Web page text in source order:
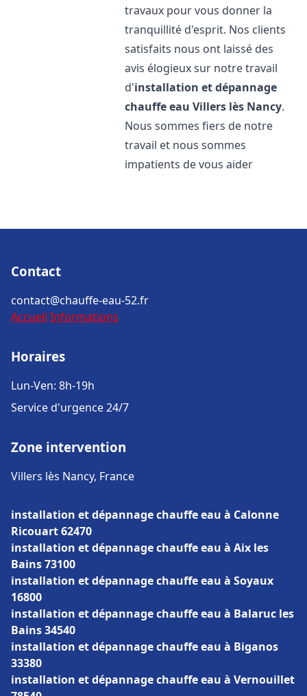
travaux pour vous donner la
tranquillité d'esprit. Nos clients
satisfaits nous ont laissé des
avis élogieux sur notre travail
d'installation et dépannage
chauffe eau Villers lès Nancy.
Nous sommes fiers de notre
travail et nous sommes
impatients de vous aider
Contact
contact@chauffe-eau-52.fr
Accueil Informations
Horaires
Lun-Ven: 8h-19h
Service d'urgence 24/7
Zone intervention
Villers lès Nancy, France
installation et dépannage chauffe eau à Calonne
Ricouart 62470
installation et dépannage chauffe eau à Aix les
Bains 73100
installation et dépannage chauffe eau à Soyaux
16800
installation et dépannage chauffe eau à Balaruc les
Bains 34540
installation et dépannage chauffe eau à Biganos
33380
installation et dépannage chauffe eau à Vernouillet